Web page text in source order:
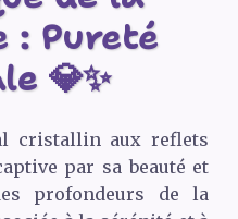
: Pureté
💎✨
cristallin aux reflets
par sa beauté et
profondeurs de la